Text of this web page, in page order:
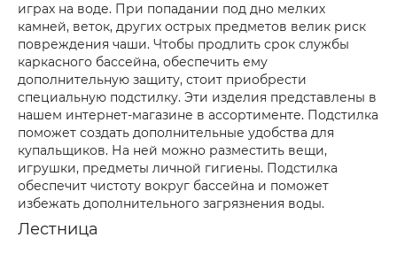
играх на воде. При попадании под дно мелких
камней, веток, других острых предметов велик риск
повреждения чаши. Чтобы продлить срок службы
каркасного бассейна, обеспечить ему
дополнительную защиту, стоит приобрести
специальную подстилку. Эти изделия представлены в
нашем интернет-магазине в ассортименте. Подстилка
поможет создать дополнительные удобства для
купальщиков. На ней можно разместить вещи,
игрушки, предметы личной гигиены. Подстилка
обеспечит чистоту вокруг бассейна и поможет
избежать дополнительного загрязнения воды.
Лестница